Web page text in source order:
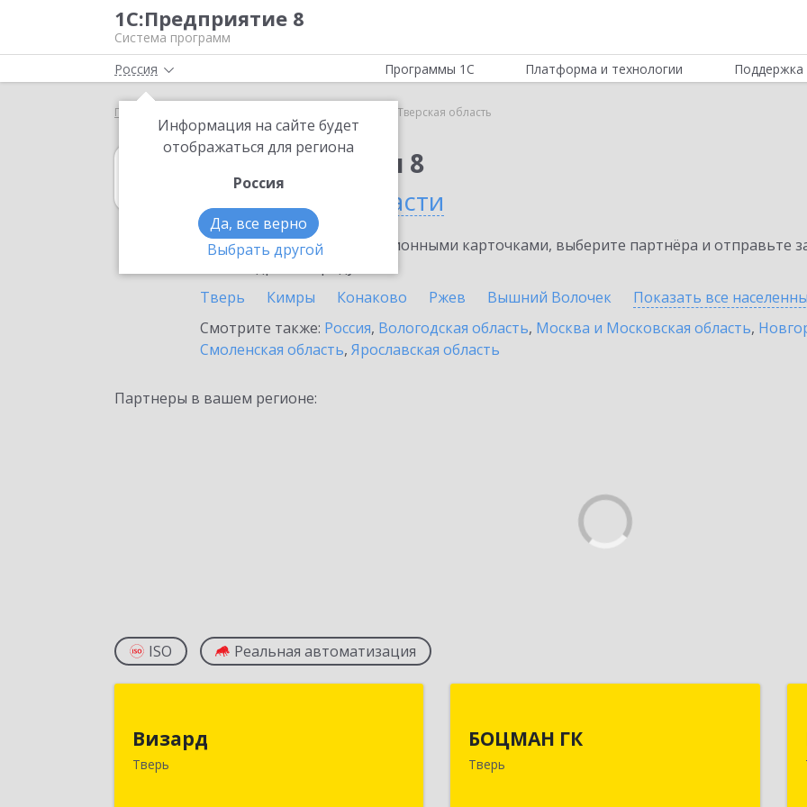
1С:Предприятие 8
Система программ
Россия
Информация на сайте будет
отображаться для региона
Россия
Да, все верно
Выбрать другой
Программы 1С Платформа и технологии Поддержка
Главная Тверская область
1С:Бухгалтерия 8
в Тверской области
Ознакомьтесь с информационными карточками, выберите партнёра и отправьте
Тверь
Кимры Конаково Ржев Вышний Волочек Показать все
Смотрите также: Россия, Вологодская область, Москва и Московская область,
Смоленская область, Ярославская область
Партнеры в вашем регионе:
ISO Реальная автоматизация
Визард
Тверь
170006, Тверская обл, Тверь г,
БОЦМАН ГК
Тверь
170100, Тверская обл, Тверь г, Лидии